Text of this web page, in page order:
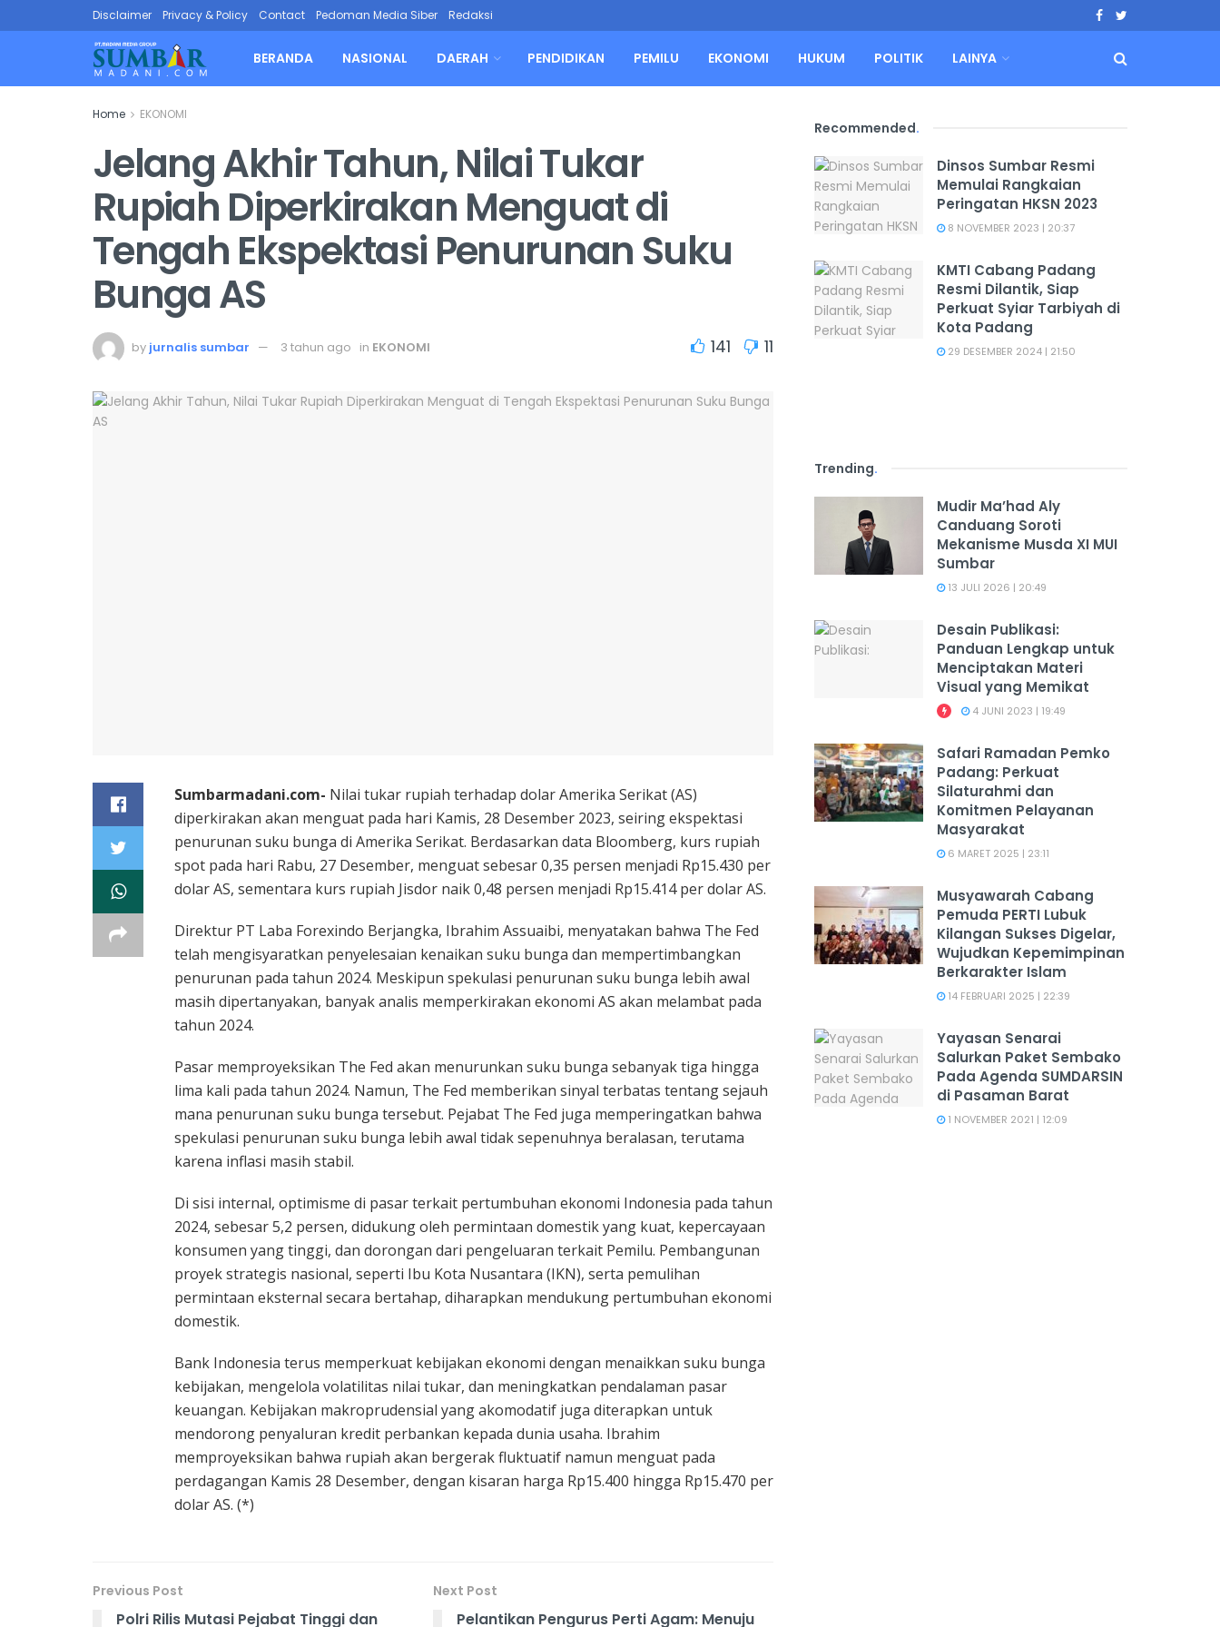
Disclaimer Privacy & Policy Contact Pedoman Media Siber Redaksi
BERANDA NASIONAL DAERAH PENDIDIKAN PEMILU EKONOMI HUKUM POLITIK LAINYA
Home EKONOMI
Jelang Akhir Tahun, Nilai Tukar
Rupiah Diperkirakan Menguat di
Tengah Ekspektasi Penurunan Suku
Bunga AS
by jurnalis sumbar 3 tahun ago in EKONOMI 141 11
Sumbarmadani.com- Nilai tukar rupiah terhadap dolar Amerika Serikat (AS)
diperkirakan akan menguat pada hari Kamis, 28 Desember 2023, seiring ekspektasi
penurunan suku bunga di Amerika Serikat. Berdasarkan data Bloomberg, kurs rupiah
spot pada hari Rabu, 27 Desember, menguat sebesar 0,35 persen menjadi Rp15.430 per
dolar AS, sementara kurs rupiah Jisdor naik 0,48 persen menjadi Rp15.414 per dolar AS.
Direktur PT Laba Forexindo Berjangka, Ibrahim Assuaibi, menyatakan bahwa The Fed
telah mengisyaratkan penyelesaian kenaikan suku bunga dan mempertimbangkan
penurunan pada tahun 2024. Meskipun spekulasi penurunan suku bunga lebih awal
masih dipertanyakan, banyak analis memperkirakan ekonomi AS akan melambat pada
tahun 2024.
Pasar memproyeksikan The Fed akan menurunkan suku bunga sebanyak tiga hingga
lima kali pada tahun 2024. Namun, The Fed memberikan sinyal terbatas tentang sejauh
mana penurunan suku bunga tersebut. Pejabat The Fed juga memperingatkan bahwa
spekulasi penurunan suku bunga lebih awal tidak sepenuhnya beralasan, terutama
karena inflasi masih stabil.
Di sisi internal, optimisme di pasar terkait pertumbuhan ekonomi Indonesia pada tahun
2024, sebesar 5,2 persen, didukung oleh permintaan domestik yang kuat, kepercayaan
konsumen yang tinggi, dan dorongan dari pengeluaran terkait Pemilu. Pembangunan
proyek strategis nasional, seperti Ibu Kota Nusantara (IKN), serta pemulihan
permintaan eksternal secara bertahap, diharapkan mendukung pertumbuhan ekonomi
domestik.
Bank Indonesia terus memperkuat kebijakan ekonomi dengan menaikkan suku bunga
kebijakan, mengelola volatilitas nilai tukar, dan meningkatkan pendalaman pasar
keuangan. Kebijakan makroprudensial yang akomodatif juga diterapkan untuk
mendorong penyaluran kredit perbankan kepada dunia usaha. Ibrahim
memproyeksikan bahwa rupiah akan bergerak fluktuatif namun menguat pada
perdagangan Kamis 28 Desember, dengan kisaran harga Rp15.400 hingga Rp15.470 per
dolar AS. (*)
Previous Post
Polri Rilis Mutasi Pejabat Tinggi dan
Next Post
Pelantikan Pengurus Perti Agam: Menuju
Recommended.
Dinsos Sumbar Resmi
Memulai Rangkaian
Peringatan HKSN 2023
8 NOVEMBER 2023 | 20:37
KMTI Cabang Padang
Resmi Dilantik, Siap
Perkuat Syiar Tarbiyah di
Kota Padang
29 DESEMBER 2024 | 21:50
Trending.
Mudir Ma’had Aly
Canduang Soroti
Mekanisme Musda XI MUI
Sumbar
13 JULI 2026 | 20:49
Desain Publikasi:
Panduan Lengkap untuk
Menciptakan Materi
Visual yang Memikat
4 JUNI 2023 | 19:49
Safari Ramadan Pemko
Padang: Perkuat
Silaturahmi dan
Komitmen Pelayanan
Masyarakat
6 MARET 2025 | 23:11
Musyawarah Cabang
Pemuda PERTI Lubuk
Kilangan Sukses Digelar,
Wujudkan Kepemimpinan
Berkarakter Islam
14 FEBRUARI 2025 | 22:39
Yayasan Senarai
Salurkan Paket Sembako
Pada Agenda SUMDARSIN
di Pasaman Barat
1 NOVEMBER 2021 | 12:09